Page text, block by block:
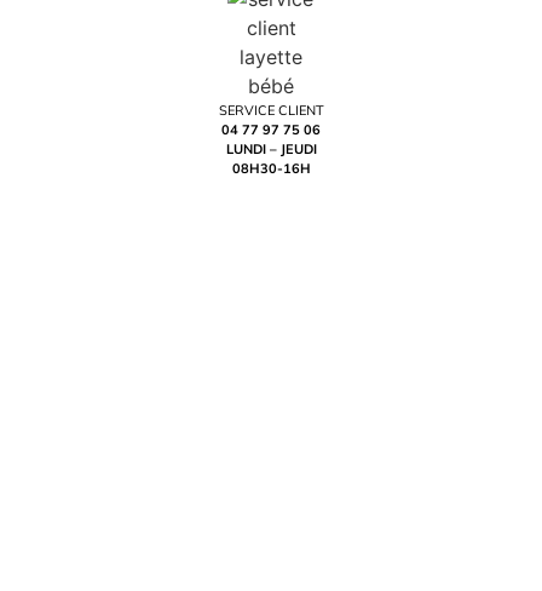
SERVICE CLIENT
04 77 97 75 06
LUNDI – JEUDI
08H30-16H